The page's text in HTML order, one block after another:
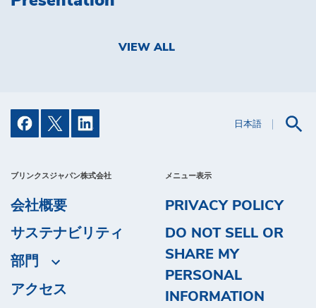
日本語
ブリンクスジャパン株式会社
会社概要
サステナビリティ
部門
アクセス
メニュー表示
PRIVACY POLICY
DO NOT SELL OR
SHARE MY
PERSONAL
INFORMATION
VIEW ALL